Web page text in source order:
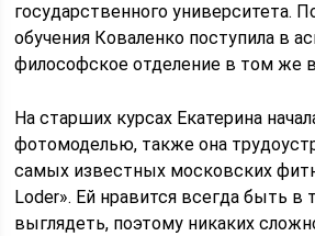
государственного университета.
обучения Коваленко поступила в
философское отделение в том же
На старших курсах Екатерина
фотомоделью, также она
самых известных московских
Loder». Ей нравится всегда быть в
выглядеть, поэтому никаких